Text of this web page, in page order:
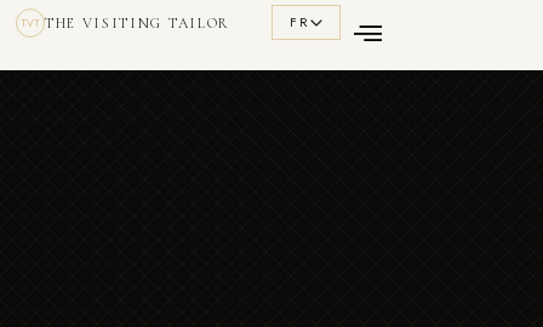
TVT THE VISITING TAILOR FR